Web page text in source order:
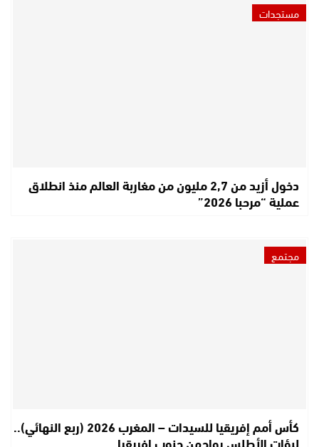
مستجدات
دخول أزيد من 2,7 مليون من مغاربة العالم منذ انطلاق
عملية “مرحبا 2026”
مجتمع
كأس أمم إفريقيا للسيدات – المغرب 2026 (ربع النهائي)..